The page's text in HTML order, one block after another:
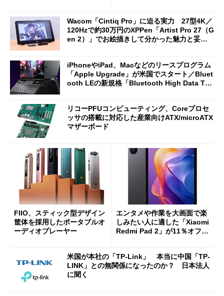
Wacom「Cintiq Pro」に迫る実力 27型4K／
120Hzで約30万円のXPPen「Artist Pro 27（G
en 2）」でお絵描きして分かった魅力と妥協
iPhoneやiPad、Macなどのリースプログラム
「Apple Upgrade」が米国でスタート／Bluet
ooth LEの新規格「Bluetooth High Data Thr
リコーPFUコンピューティング、Coreプロセ
ッサの搭載に対応した産業向けATX/microATX
マザーボード
FIIO、スティック型デザイン
筐体を採用したポータブルオ
ーディオプレーヤー
エンタメや作業を大画面で楽
しみたい人に適した「Xiaomi
Redmi Pad 2」が11％オフの
米国が本社の「TP-Link」 本当に中国「TP-
LINK」との無関係になったのか？ 日本法人
に聞く